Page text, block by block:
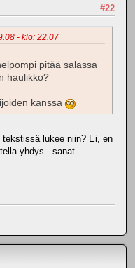
#22
- klo: 22.07
pitää salassa
haulikko?
kanssa
lukee niin? Ei, en
yhdys sanat.